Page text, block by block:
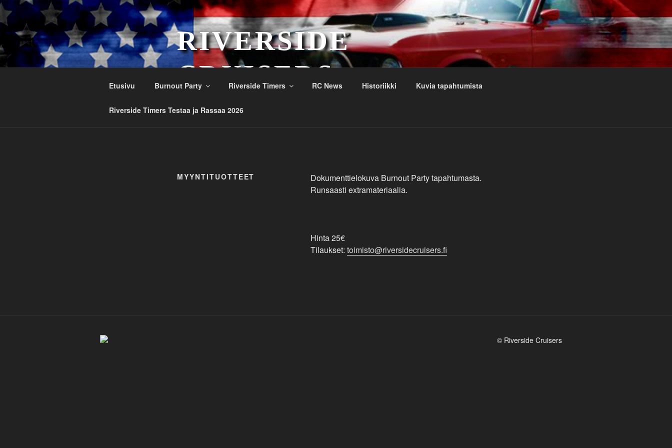
Siirry
sisältöön
RIVERSIDE
CRUISERS
Etusivu Burnout Party Riverside Timers RC News Historiikki Kuvia tapahtumista
Riverside Timers Testaa ja Rassaa 2026
MYYNTITUOTTEET
Dokumenttielokuva Burnout Party tapahtumasta.
Runsaasti extramateriaalia.
Hinta 25€
Tilaukset:toimisto@riversidecruisers.fi
© Riverside Cruisers